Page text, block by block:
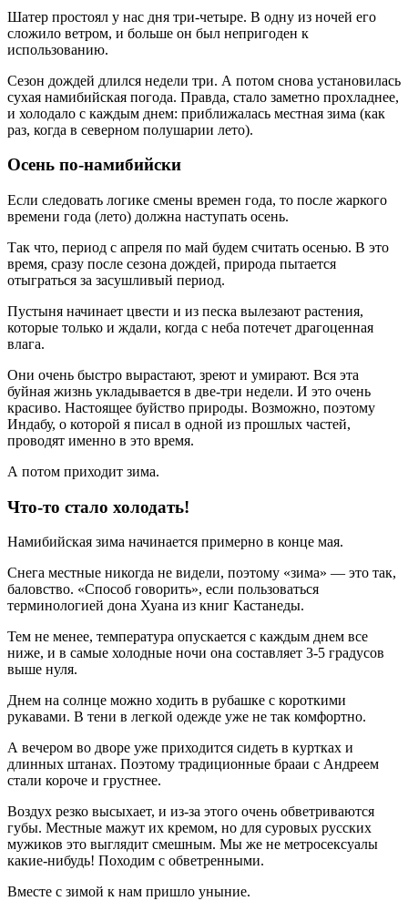
Шатер простоял у нас дня три-четыре. В одну из ночей его
сложило ветром, и больше он был непригоден к
использованию.
Сезон дождей длился недели три. А потом снова установилась
сухая намибийская погода. Правда, стало заметно прохладнее,
и холодало с каждым днем: приближалась местная зима (как
раз, когда в северном полушарии лето).
Осень по-намибийски
Если следовать логике смены времен года, то после жаркого
времени года (лето) должна наступать осень.
Так что, период с апреля по май будем считать осенью. В это
время, сразу после сезона дождей, природа пытается
отыграться за засушливый период.
Пустыня начинает цвести и из песка вылезают растения,
которые только и ждали, когда с неба потечет драгоценная
влага.
Они очень быстро вырастают, зреют и умирают. Вся эта
буйная жизнь укладывается в две-три недели. И это очень
красиво. Настоящее буйство природы. Возможно, поэтому
Индабу, о которой я писал в одной из прошлых частей,
проводят именно в это время.
А потом приходит зима.
Что-то стало холодать!
Намибийская зима начинается примерно в конце мая.
Снега местные никогда не видели, поэтому «зима» — это так,
баловство. «Способ говорить», если пользоваться
терминологией дона Хуана из книг Кастанеды.
Тем не менее, температура опускается с каждым днем все
ниже, и в самые холодные ночи она составляет 3-5 градусов
выше нуля.
Днем на солнце можно ходить в рубашке с короткими
рукавами. В тени в легкой одежде уже не так комфортно.
А вечером во дворе уже приходится сидеть в куртках и
длинных штанах. Поэтому традиционные брааи с Андреем
стали короче и грустнее.
Воздух резко высыхает, и из-за этого очень обветриваются
губы. Местные мажут их кремом, но для суровых русских
мужиков это выглядит смешным. Мы же не метросексуалы
какие-нибудь! Походим с обветренными.
Вместе с зимой к нам пришло уныние.